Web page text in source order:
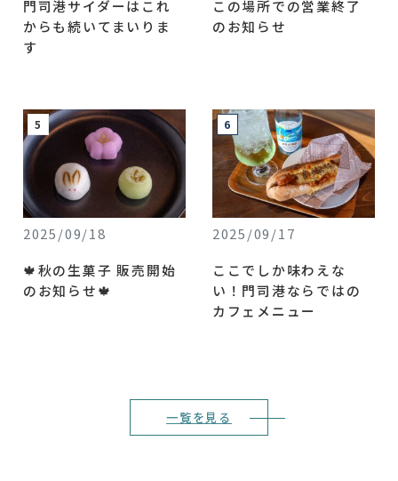
門司港サイダーはこれ
からも続いてまいりま
す
この場所での営業終了
のお知らせ
2025/09/18
🍁秋の生菓子 販売開始
のお知らせ🍁
2025/09/17
ここでしか味わえな
い！門司港ならではの
カフェメニュー
一覧を見る